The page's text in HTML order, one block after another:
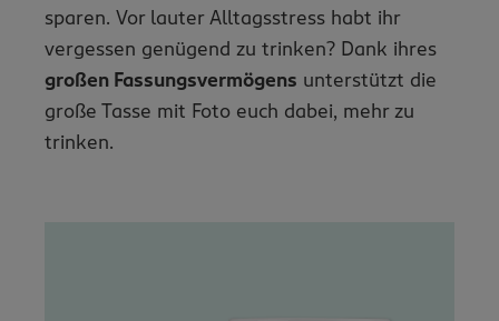
sparen. Vor lauter Alltagsstress habt ihr
vergessen genügend zu trinken? Dank ihres
großen Fassungsvermögens unterstützt die
große Tasse mit Foto euch dabei, mehr zu
trinken.